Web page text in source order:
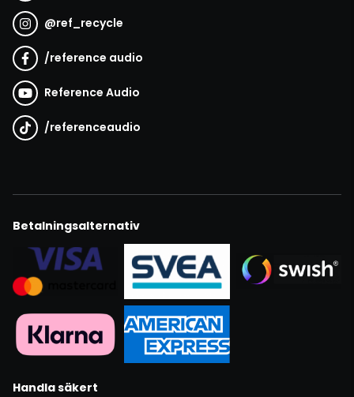
@ref_recycle
/reference audio
Reference Audio
/referenceaudio
Betalningsalternativ
Handla säkert